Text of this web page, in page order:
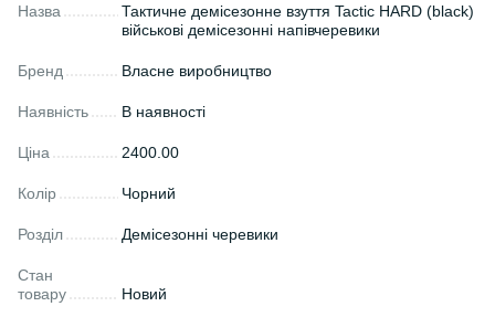
Назва
Тактичне демісезонне взуття Tactic HARD (black)
військові демісезонні напівчеревики
Бренд Власне виробництво
Наявність В наявності
Ціна 2400.00
Колір Чорний
Розділ Демісезонні черевики
Стан
товару
Новий